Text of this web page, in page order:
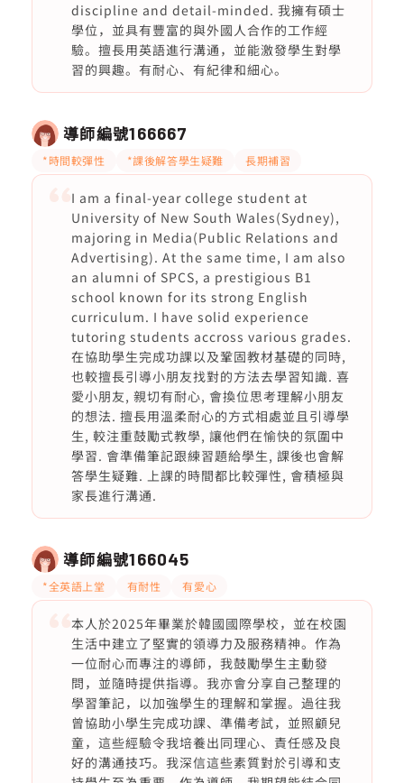
discipline and detail-minded. 我擁有碩士
學位，並具有豐富的與外國人合作的工作經
驗。擅長用英語進行溝通，並能激發學生對學
習的興趣。有耐心、有紀律和細心。
導師編號166667
*時間較彈性 *課後解答學生疑難 長期補習
I am a final-year college student at
University of New South Wales(Sydney),
majoring in Media(Public Relations and
Advertising). At the same time, I am also
an alumni of SPCS, a prestigious B1
school known for its strong English
curriculum. I have solid experience
tutoring students accross various grades.
在協助學生完成功課以及鞏固教材基礎的同時,
也較擅長引導小朋友找對的方法去學習知識. 喜
愛小朋友, 親切有耐心, 會換位思考理解小朋友
的想法. 擅長用溫柔耐心的方式相處並且引導學
生, 較注重鼓勵式教學, 讓他們在愉快的氛圍中
學習. 會準備筆記跟練習題給學生, 課後也會解
答學生疑難. 上課的時間都比較彈性, 會積極與
家長進行溝通.
導師編號166045
*全英語上堂 有耐性 有愛心
本人於2025年畢業於韓國國際學校，並在校園
生活中建立了堅實的領導力及服務精神。作為
一位耐心而專注的導師，我鼓勵學生主動發
問，並隨時提供指導。我亦會分享自己整理的
學習筆記，以加強學生的理解和掌握。過往我
曾協助小學生完成功課、準備考試，並照顧兒
童，這些經驗令我培養出同理心、責任感及良
好的溝通技巧。我深信這些素質對於引導和支